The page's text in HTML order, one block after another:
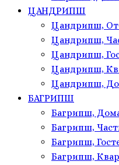
ЦАНДРИПШ
Цандрипш,
Цандрипш,
Цандрипш,
Цандрипш,
Цандрипш,
БАГРИПШ
Багрипш,
Багрипш,
Багрипш,
Багрипш,